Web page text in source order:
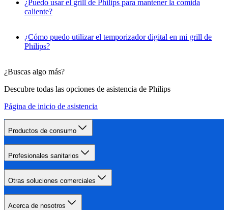
¿Puedo usar el grill de Philips para mantener la comida
caliente?
¿Cómo puedo utilizar el temporizador digital en mi grill de
Philips?
¿Buscas algo más?
Descubre todas las opciones de asistencia de Philips
Página de inicio de asistencia
Productos de consumo
Profesionales sanitarios
Otras soluciones comerciales
Acerca de nosotros